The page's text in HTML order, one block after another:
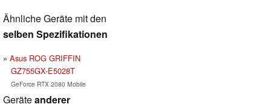
Ähnliche Geräte mit den
selben Spezifikationen
Asus ROG GRIFFIN
GZ755GX-E5028T
GeForce RTX 2080 Mobile
Geräteanderer